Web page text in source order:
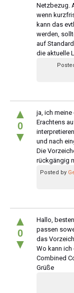
Netzbezug.
wenn
kann das
werden,
auf
die aktuelle
▲
0
▼
ja, ich
Erachtens
und nach
Die
rückgängig
Posted by
▲
0
▼
Hallo,
passen
das
Wo kann ich
Combined
Grüße